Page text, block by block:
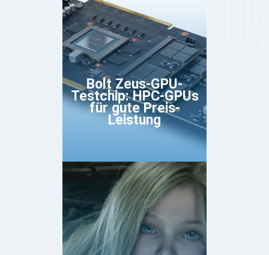
Bolt Zeus-GPU-
Testchip: HPC-GPUs
für gute Preis-
Leistung